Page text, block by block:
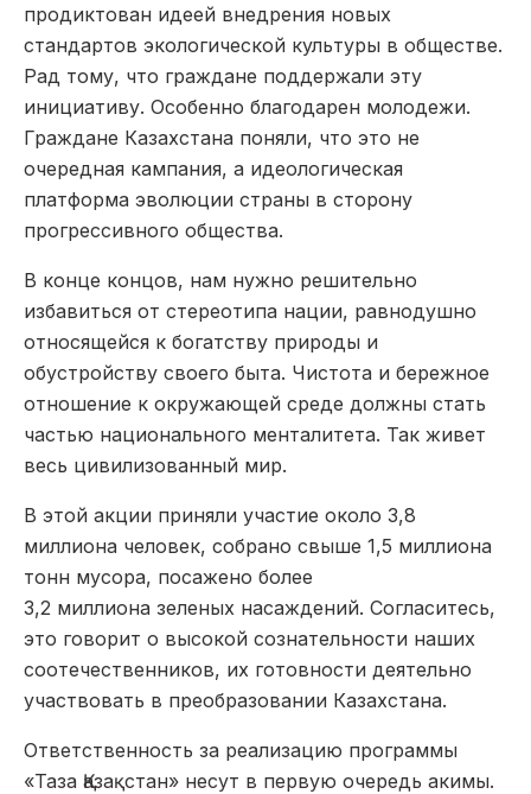
продиктован идеей внедрения новых
стандартов экологической культуры в обществе.
Рад тому, что граждане поддержали эту
инициативу. Особенно благодарен молодежи.
Граждане Казахстана поняли, что это не
очередная кампания, а идеологическая
платформа эволюции страны в сторону
прогрессивного общества.
В конце концов, нам нужно решительно
избавиться от стереотипа нации, равнодушно
относящейся к богатству природы и
обустройству своего быта. Чистота и бережное
отношение к окружающей среде должны стать
частью национального менталитета. Так живет
весь цивилизованный мир.
В этой акции приняли участие около 3,8
миллиона человек, собрано свыше 1,5 миллиона
тонн мусора, посажено более
3,2 миллиона зеленых насаждений. Согласитесь,
это говорит о высокой сознательности наших
соотечественников, их готовности деятельно
участвовать в преобразовании Казахстана.
Ответственность за реализацию программы
«Таза Қазақстан» несут в первую очередь акимы.